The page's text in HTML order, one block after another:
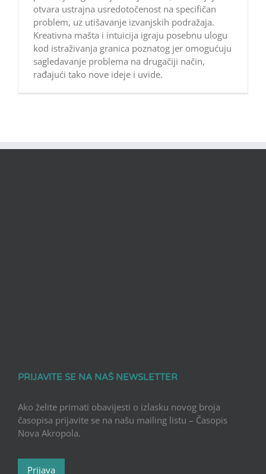
otvara ustrajna usredotočenost na specifičan
problem, uz utišavanje izvanjskih podražaja.
Kreativna mašta i intuicija igraju posebnu ulogu
kod istraživanja granica poznatog jer omogućuju
sagledavanje problema na drugačiji način,
rađajući tako nove ideje i uvide.
PRIJAVITE SE NA NAŠ NEWSLETTER
Ako želite primati obavijesti o izlasku novog broja
časopisa prijavite se na našu mailing listu – Časopis
Nova Akropola.
Prijava